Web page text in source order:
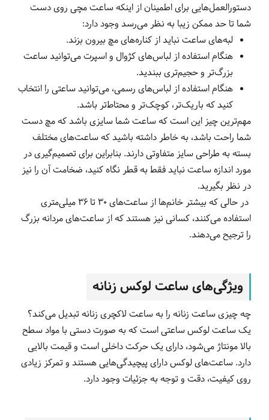
دستورالعمل‌هایی برای اطمینان از اینکه ساعت مچی روی دست
شما تا حد ممکن زیبا به نظر می‌رسد وجود دارد:
لبه‌های ساعت نباید از کناره‌های مچ بیرون بزند.
هنگام استفاده از لباس‌های کژوال و اسپرت می‌توانید ساعت
بزرگ‌تر و حجیم‌تری ببندید.
هنگام استفاده از لباس‌های رسمی، می‌توانید ساعتی را انتخاب
کنید که باریک‌تر، کوچک‌تر و محتاط‌تر باشد.
مهم‌ترین چیز این است که ساعت شما سایزی باشد که مچ دست
شما راحت باشد، به خاطر داشته باشید که ساعت‌های مختلف
بسته به طراحی سایز متفاوتی دارند. بنابراین برای تصمیم‌گیری در
مورد اندازه ساعت نباید فقط به قطر نگاه کنید، ضخامت آن را نیز
در نظر بگیرید.
در حالی که بیشتر خانم‌ها از ساعت‌های 30 تا 36 میلی‌متری
استفاده می‌کنند، کسانی نیز هستند که از ساعت‌های مردانه بزرگ
را ترجیح می‌دهند.
ویژگی‌های ساعت لوکس زنانه
چه چیزی ساعت زنانه را به ساعت لاکچری زنانه تبدیل می‌کند؟
یک ساعت لوکس ساعتی است که به صورت دستی با مواد سطح
بالا مونتاژ می‌شود، دارای یک حرکت داخلی است و قیمت بالایی
دارد. ساعت‌های لوکس دارای پیچیدگی‌هایی هستند و تمرکز زیادی
روی کیفیت، دقت و توجه به جزئیات وجود دارد.